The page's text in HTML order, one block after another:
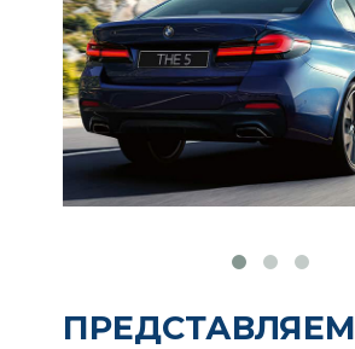
ПРЕДСТАВЛЯЕМ